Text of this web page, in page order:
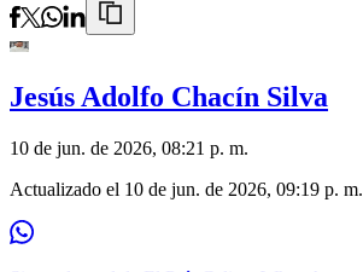
Jesús Adolfo Chacín Silva
10 de jun. de 2026, 08:21 p. m.
Actualizado el 10 de jun. de 2026, 09:19 p. m.